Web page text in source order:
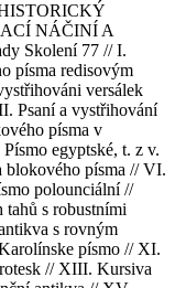
NÁČINÍ A
Skolení 77 // I.
písma redisovým
versálek
Psaní a vystřihování
písma v
egyptské, t. z v.
blokového písma // VI.
polounciální //
s robustními
s rovným
písmo // XI.
// XIII. Kursiva